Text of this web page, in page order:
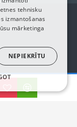
tiesības aizsargātas
ENGLISH
tehnisku
izmantošanas
mārketinga
NEPIEKRĪTU